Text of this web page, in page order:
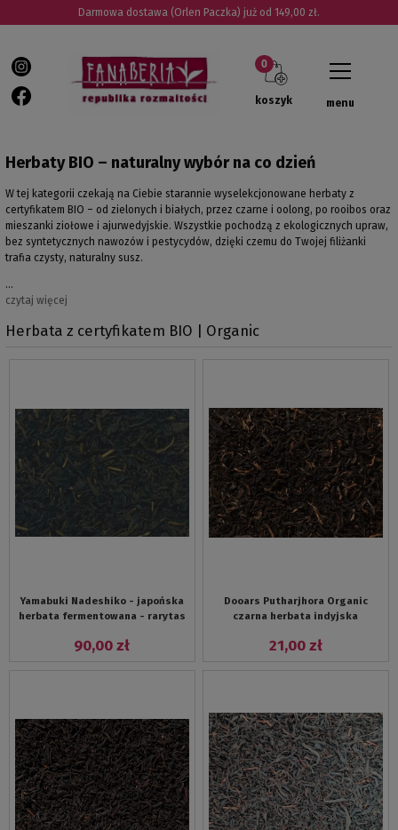
Darmowa dostawa (Orlen Paczka) już od 149,00 zł.
koszyk menu
Herbaty BIO – naturalny wybór na co dzień
W tej kategorii czekają na Ciebie starannie wyselekcjonowane herbaty z
certyfikatem BIO – od zielonych i białych, przez czarne i oolong, po rooibos oraz
mieszanki ziołowe i ajurwedyjskie. Wszystkie pochodzą z ekologicznych upraw,
bez syntetycznych nawozów i pestycydów, dzięki czemu do Twojej filiżanki
trafia czysty, naturalny susz.
…
czytaj więcej
Herbata z certyfikatem BIO | Organic
Yamabuki Nadeshiko - japońska
herbata fermentowana - rarytas
90,00 zł
Dooars Putharjhora Organic
czarna herbata indyjska
21,00 zł